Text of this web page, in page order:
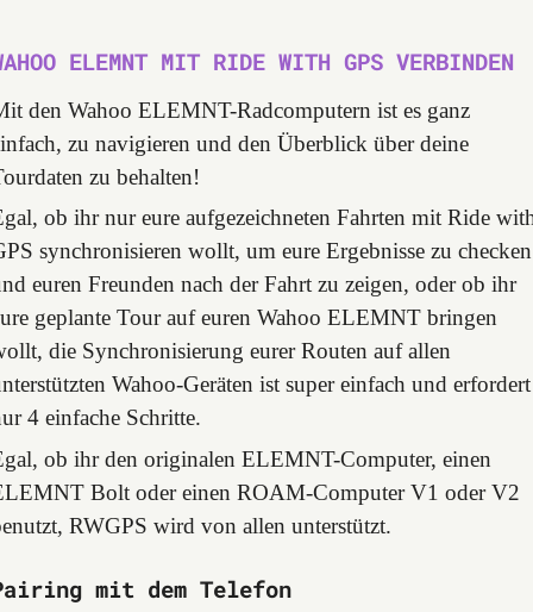
ELEMNT MIT RIDE WITH GPS VERBINDEN
den Wahoo ELEMNT-Radcomputern ist es ganz
zu navigieren und den Überblick über deine
zu behalten!
ob ihr nur eure aufgezeichneten Fahrten mit Ride
synchronisieren wollt, um eure Ergebnisse zu checken
euren Freunden nach der Fahrt zu zeigen, oder ob ihr
geplante Tour auf euren Wahoo ELEMNT bringen
die Synchronisierung eurer Routen auf allen
Wahoo-Geräten ist super einfach und erfordert
4 einfache Schritte.
ob ihr den originalen ELEMNT-Computer, einen
Bolt oder einen ROAM-Computer V1 oder V2
RWGPS wird von allen unterstützt.
mit dem Telefon